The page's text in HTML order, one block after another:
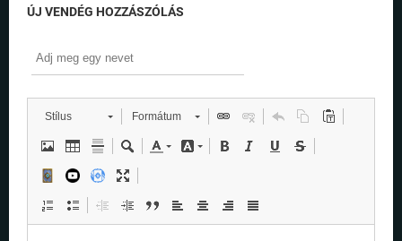
ÚJ VENDÉG HOZZÁSZÓLÁS
Stílus Formátum